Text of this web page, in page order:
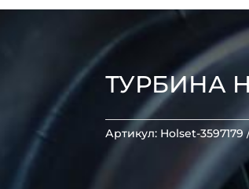
ТУРБИНА
Артикул: Holset-3597179